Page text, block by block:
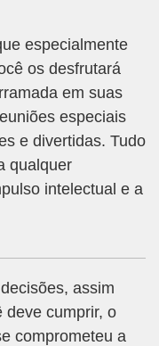
especialmente
os desfrutará
em suas
especiais
e divertidas. Tudo
qualquer
intelectual e a
assim
deve cumprir, o
comprometeu a